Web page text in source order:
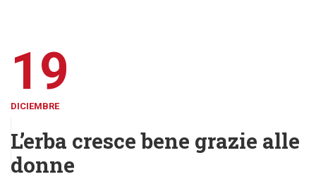
19
DICIEMBRE
L’erba cresce bene grazie alle
donne